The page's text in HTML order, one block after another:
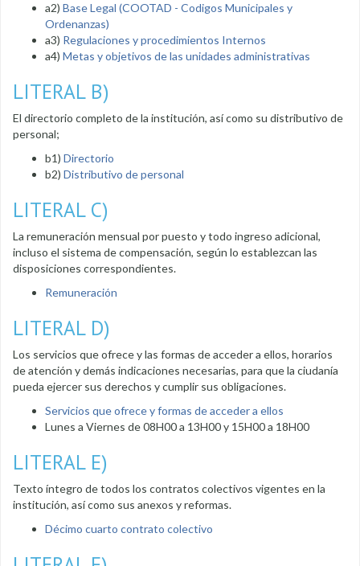
a2) Base Legal (COOTAD - Codigos Municipales y
Ordenanzas)
a3) Regulaciones y procedimientos Internos
a4) Metas y objetivos de las unidades administrativas
LITERAL B)
El directorio completo de la institución, así como su distributivo de
personal;
b1) Directorio
b2) Distributivo de personal
LITERAL C)
La remuneración mensual por puesto y todo ingreso adicional,
incluso el sistema de compensación, según lo establezcan las
disposiciones correspondientes.
Remuneración
LITERAL D)
Los servicios que ofrece y las formas de acceder a ellos, horarios
de atención y demás indicaciones necesarias, para que la ciudanía
pueda ejercer sus derechos y cumplir sus obligaciones.
Servicios que ofrece y formas de acceder a ellos
Lunes a Viernes de 08H00 a 13H00 y 15H00 a 18H00
LITERAL E)
Texto íntegro de todos los contratos colectivos vigentes en la
institución, así como sus anexos y reformas.
Décimo cuarto contrato colectivo